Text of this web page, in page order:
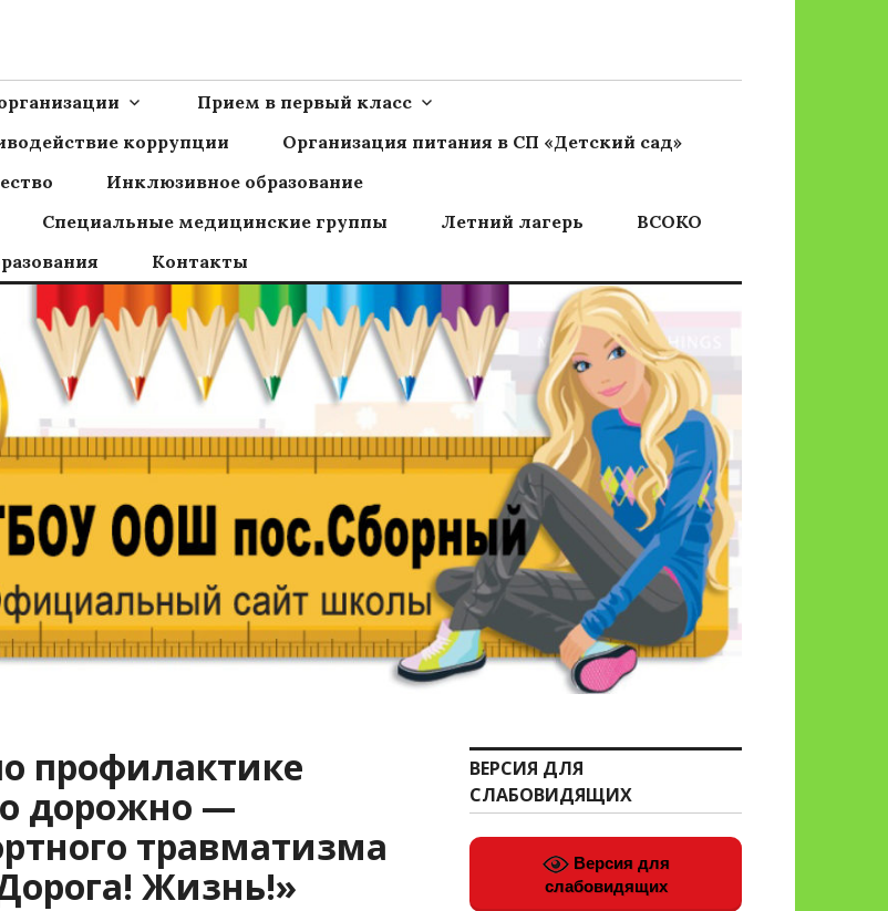
Прием в первый класс
коррупции
Организация питания в СП «Детский сад»
Инклюзивное образование
Специальные медицинские группы Летний лагерь
ВСОКО
Контакты
профилактике
дорожно —
травматизма
Жизнь!»
ВЕРСИЯ ДЛЯ
СЛАБОВИДЯЩИХ
Версия для
слабовидящих